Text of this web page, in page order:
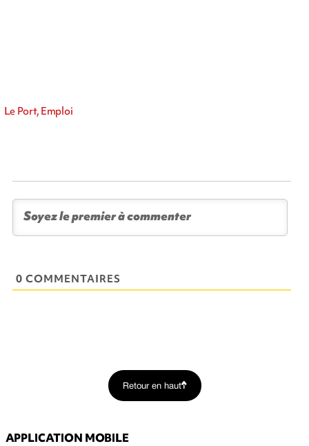
Le Port, Emploi
0 COMMENTAIRES
Retour en haut
APPLICATION MOBILE